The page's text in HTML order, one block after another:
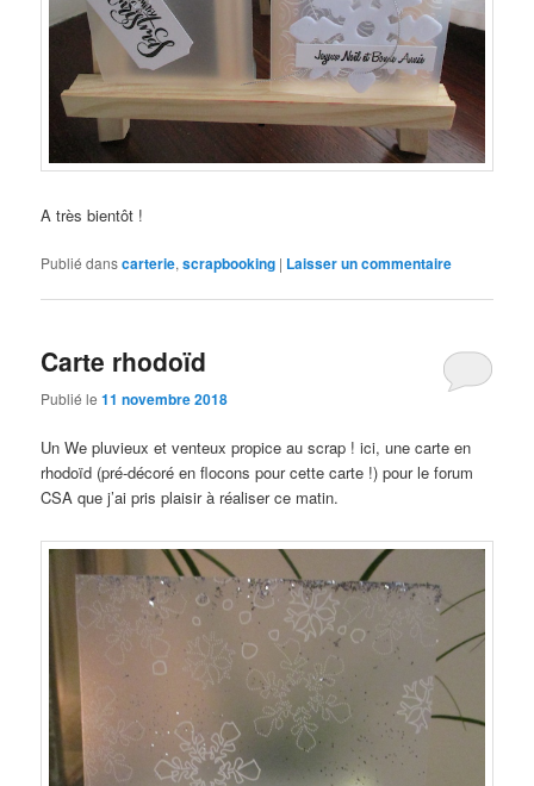
A très bientôt !
Publié danscarterie,scrapbooking | Laisser un commentaire
Carte rhodoïd
Publié le11 novembre 2018
Un We pluvieux et venteux propice au scrap ! ici, une carte en
rhodoïd (pré-décoré en flocons pour cette carte !) pour le forum
CSA que j’ai pris plaisir à réaliser ce matin.